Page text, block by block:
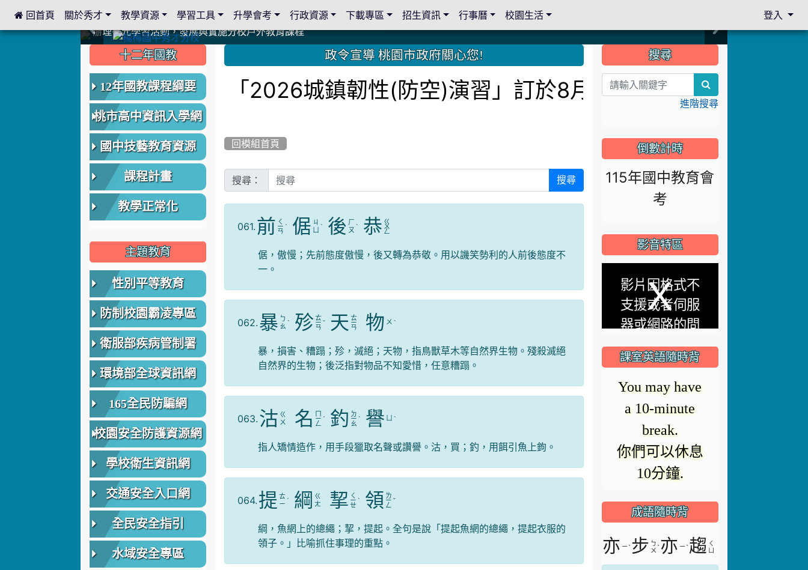
中國信託商業銀行 2023.04.22 愛傳球計畫
中國信託商業銀行 2023.04.22 愛傳球計畫
辦理多元學習活動，發展與實施分校戶外教育課程
辦理多元學習活動，發展與實施分校戶外教育課程
爭取社會資源，傳愛與溫暖：2024.3.19 桃園市家長會與桃園女子美容商業童也工會義剪活動
爭取社會資源，傳愛與溫暖：2024.3.19 桃園市家長會與桃園女子美容商業童也工會義剪活動
112學年度畢業學生與師長合照
112學年度畢業學生與師長合照
辦理多元學習活動，發展與實施分校戶外教育課程
辦理多元學習活動，發展與實施分校戶外教育課程
爭取社會資源，傳愛與溫暖：110.12.22 國際獅子會與本校師生歲末感恩活動
爭取社會資源，傳愛與溫暖：110.12.22 國際獅子會與本校師生歲末感恩活動
爭取社會資源，傳愛與溫暖：110.12.22 國際獅子會贈送本校學生耶誕禮物
爭取社會資源，傳愛與溫暖：110.12.22 國際獅子會贈送本校學生耶誕禮物
112.9.27參觀客家博覽會
112.9.27參觀客家博覽會
2023.12.27 國際獅子會贈送本校學生耶誕禮物
2023.12.27 國際獅子會贈送本校學生耶誕禮物
2023.12.27 國際獅子會贊助本校學生獎助學金
2023.12.27 國際獅子會贊助本校學生獎助學金
2023.12.27 聖誕感恩歌謠競賽；本校師生與國際獅子會獅兄、師姐同樂
2023.12.27 聖誕感恩歌謠競賽；本校師生與國際獅子會獅兄、師姐同樂
建置優質學習空間；合作互惠，建立良善公共關係
建置優質學習空間；合作互惠，建立良善公共關係
::: 政令宣導 桃園市政府關心您!
「2026城鎮韌性(防空)演習」訂於8月13日下午14:30至
回模組首頁
搜尋： 搜尋
061. 前 ㄑ
ㄧ
ㄢ
ˊ 倨 ㄐ
ˋ 後 ㄏ
ㄡ ˋ 恭 ㄍ
ㄨ
ㄥ
倨，傲慢；先前態度傲慢，後又轉為恭敬。用以譏笑勢利的人前後態度不
一。
062. 暴 ㄅ
ㄠ ˋ 殄 ㄊ
ㄧ
ㄢ
ˇ 天 ㄊ
ㄧ
ㄢ 物 ㄨ ˋ
暴，損害、糟蹋；殄，滅絕；天物，指鳥獸草木等自然界生物。殘殺滅絕
自然界的生物；後泛指對物品不知愛惜，任意糟蹋。
063. 沽 ㄍ
ㄨ
名 ㄇ
ㄧ
ㄥ
ˊ 釣 ㄉ
ㄧ
ㄠ
ˋ 譽 ˋ
指人矯情造作，用手段獵取名聲或讚譽。沽，買；釣，用餌引魚上鉤。
064. 提 ㄊ
ㄧ ˊ 綱 ㄍ
ㄤ
挈 ㄑ
ㄧ
ㄝ
ˋ 領 ㄌ
ㄧ
ㄥ
ˇ
綱，魚網上的總繩；挈，提起。全句是說「提起魚網的總繩，提起衣服的
領子。」比喻抓住事理的重點。
::: 十二年國教
12年國教課程綱要
桃市高中資訊入學網
國中技藝教育資源
課程計畫
教學正常化
主題教育
性別平等教育
防制校園霸凌專區
衛服部疾病管制署
環境部全球資訊網
165全民防騙網
校園安全防護資源網
學校衛生資訊網
交通安全入口網
全民安全指引
水域安全專區
::: 搜尋
進階搜尋
倒數計時
115年國中教育會
考
影音特區
modal
window.
影片因格式不
支援或者伺服
器或網路的問
題無法載入。
課室英語隨時背
Can anyone
point out the
mistake?
誰可以指出哪
裡錯了?
成語隨時背
亦 ㄧ ˋ步 ㄅ
ㄨ ˋ亦 ㄧ ˋ趨 ㄑ
::: 回首頁 關於秀才 教學資源 學習工具 升學會考 行政資源 下載專區 招生資訊 行事曆 校園生活 登入